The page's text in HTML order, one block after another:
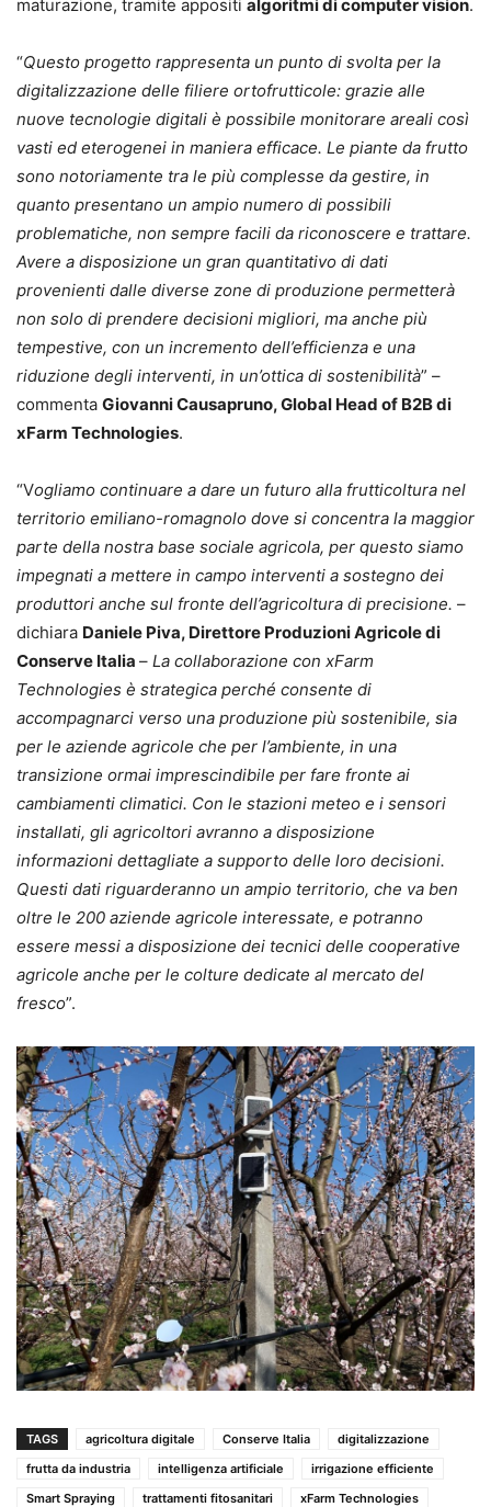
maturazione, tramite appositi algoritmi di computer vision.
“Questo progetto rappresenta un punto di svolta per la
digitalizzazione delle filiere ortofrutticole: grazie alle
nuove tecnologie digitali è possibile monitorare areali così
vasti ed eterogenei in maniera efficace. Le piante da frutto
sono notoriamente tra le più complesse da gestire, in
quanto presentano un ampio numero di possibili
problematiche, non sempre facili da riconoscere e trattare.
Avere a disposizione un gran quantitativo di dati
provenienti dalle diverse zone di produzione permetterà
non solo di prendere decisioni migliori, ma anche più
tempestive, con un incremento dell’efficienza e una
riduzione degli interventi, in un’ottica di sostenibilità” –
commenta Giovanni Causapruno, Global Head of B2B di
xFarm Technologies.
“Vogliamo continuare a dare un futuro alla frutticoltura nel
territorio emiliano-romagnolo dove si concentra la maggior
parte della nostra base sociale agricola, per questo siamo
impegnati a mettere in campo interventi a sostegno dei
produttori anche sul fronte dell’agricoltura di precisione. –
dichiara Daniele Piva, Direttore Produzioni Agricole di
Conserve Italia – La collaborazione con xFarm
Technologies è strategica perché consente di
accompagnarci verso una produzione più sostenibile, sia
per le aziende agricole che per l’ambiente, in una
transizione ormai imprescindibile per fare fronte ai
cambiamenti climatici. Con le stazioni meteo e i sensori
installati, gli agricoltori avranno a disposizione
informazioni dettagliate a supporto delle loro decisioni.
Questi dati riguarderanno un ampio territorio, che va ben
oltre le 200 aziende agricole interessate, e potranno
essere messi a disposizione dei tecnici delle cooperative
agricole anche per le colture dedicate al mercato del
fresco”.
TAGS agricoltura digitale Conserve Italia
digitalizzazione
frutta da industria
intelligenza artificiale
irrigazione efficiente
Smart Spraying
trattamenti fitosanitari xFarm Technologies